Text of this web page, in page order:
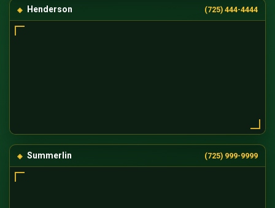
Henderson (725) 444-4444
Summerlin (725) 999-9999